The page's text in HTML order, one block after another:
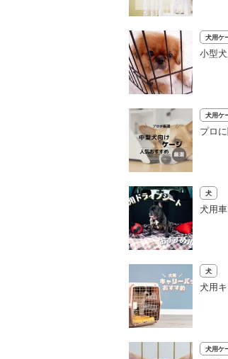
犬用ケ
小型
犬用ケ
プロ
犬
犬用
犬
犬用
犬用ケ